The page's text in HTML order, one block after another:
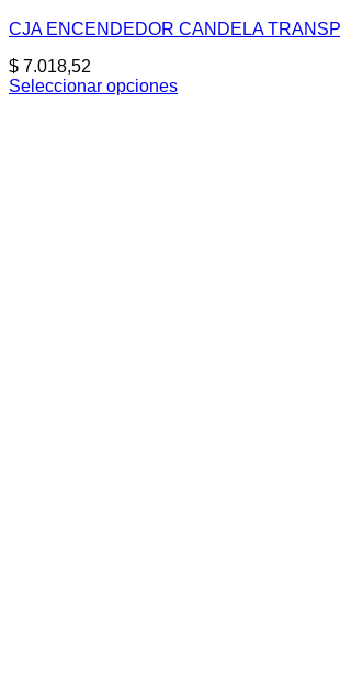
CJA ENCENDEDOR CANDELA
$ 7.018,52
Seleccionar opciones